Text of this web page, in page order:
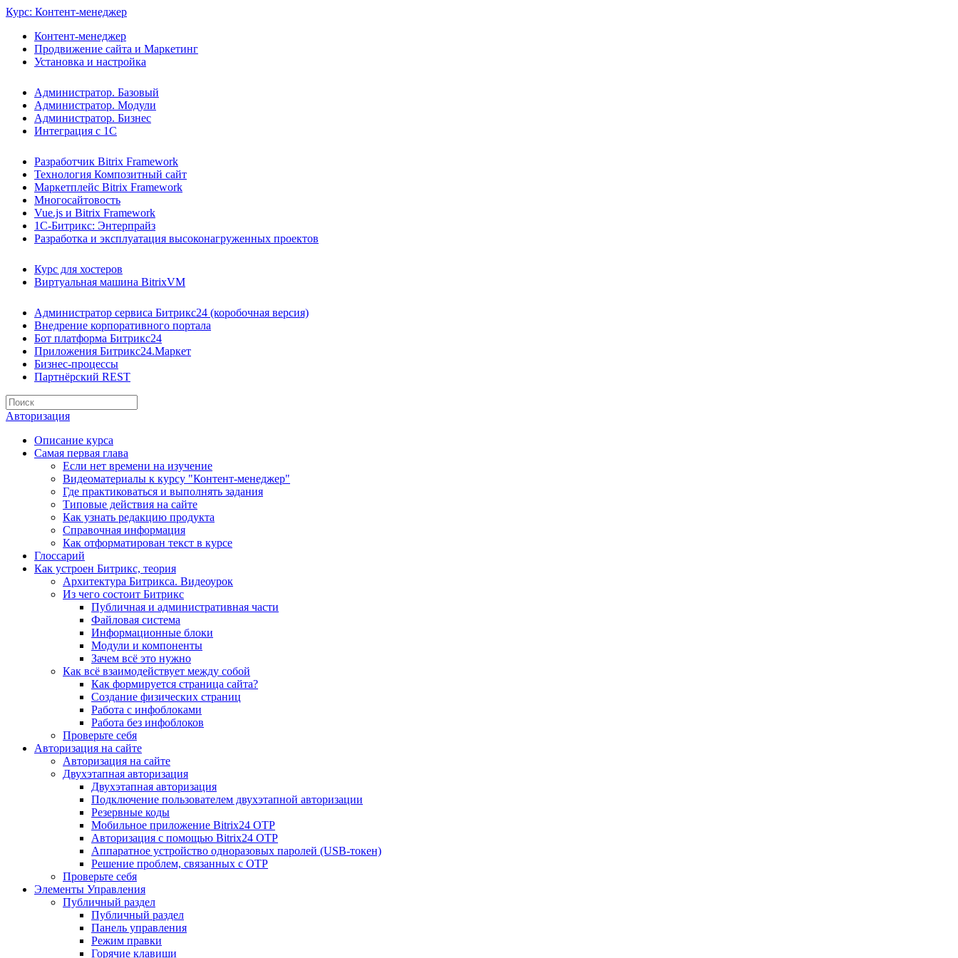
Курс: Контент-менеджер
Контент-менеджер
Продвижение сайта и Маркетинг
Установка и настройка
Администратор. Базовый
Администратор. Модули
Администратор. Бизнес
Интеграция с 1С
Разработчик Bitrix Framework
Технология Композитный сайт
Маркетплейс Bitrix Framework
Многосайтовость
Vue.js и Bitrix Framework
1С-Битрикс: Энтерпрайз
Разработка и эксплуатация высоконагруженных проектов
Курс для хостеров
Виртуальная машина BitrixVM
Администратор сервиса Битрикс24 (коробочная версия)
Внедрение корпоративного портала
Бот платформа Битрикс24
Приложения Битрикс24.Маркет
Бизнес-процессы
Партнёрский REST
Авторизация
Описание курса
Самая первая глава
Если нет времени на изучение
Видеоматериалы к курсу "Контент-менеджер"
Где практиковаться и выполнять задания
Типовые действия на сайте
Как узнать редакцию продукта
Справочная информация
Как отформатирован текст в курсе
Глоссарий
Как устроен Битрикс, теория
Архитектура Битрикса. Видеоурок
Из чего состоит Битрикс
Публичная и административная части
Файловая система
Информационные блоки
Модули и компоненты
Зачем всё это нужно
Как всё взаимодействует между собой
Как формируется страница сайта?
Создание физических страниц
Работа с инфоблоками
Работа без инфоблоков
Проверьте себя
Авторизация на сайте
Авторизация на сайте
Двухэтапная авторизация
Двухэтапная авторизация
Подключение пользователем двухэтапной авторизации
Резервные коды
Мобильное приложение Bitrix24 OTP
Авторизация с помощью Bitrix24 OTP
Аппаратное устройство одноразовых паролей (USB-токен)
Решение проблем, связанных с OTP
Проверьте себя
Элементы Управления
Публичный раздел
Публичный раздел
Панель управления
Режим правки
Горячие клавиши